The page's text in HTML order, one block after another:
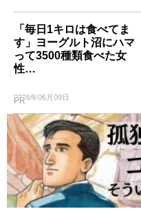
「毎日1キロは食べてま
す」ヨーグルト沼にハマ
って3500種類食べた女
性…
2026年06月09日
PR